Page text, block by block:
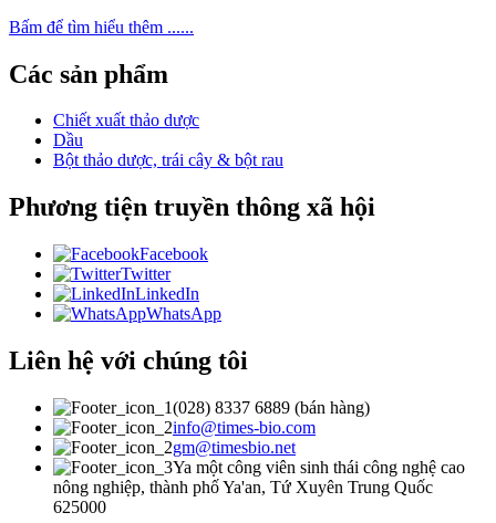
Bấm để tìm hiểu thêm ......
Các sản phẩm
Chiết xuất thảo dược
Dầu
Bột thảo dược, trái cây & bột rau
Phương tiện truyền thông xã hội
Facebook
Twitter
LinkedIn
WhatsApp
Liên hệ với chúng tôi
(028) 8337 6889 (bán hàng)
info@times-bio.com
gm@timesbio.net
Ya một công viên sinh thái công nghệ cao
nông nghiệp, thành phố Ya'an, Tứ Xuyên Trung Quốc
625000